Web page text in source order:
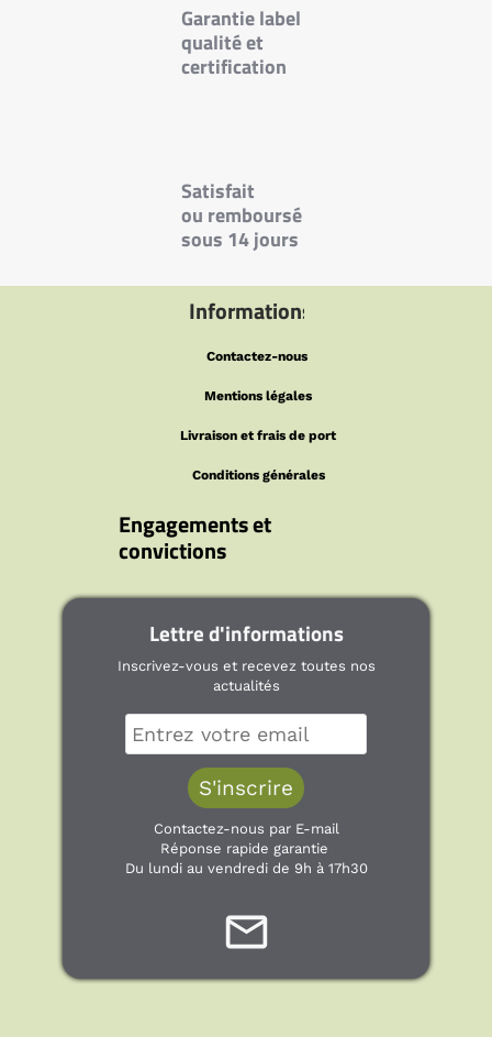
Garantielabel
qualité et
certification
Satisfait
ou remboursé
sous 14 jours
Informations
Contactez-nous
Mentions légales
Livraison et frais de port
Conditions générales
Engagements et
convictions
Lettre d'informations
Inscrivez-vous et recevez toutes nos
actualités
Contactez-nous par E-mail
Réponse rapide garantie
Du lundi au vendredi de 9h à 17h30
mail_outline